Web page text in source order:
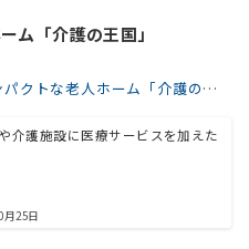
ム「介護の王国」
トな老人ホーム「介護の王国」
介護施設に医療サービスを加えた
月25日